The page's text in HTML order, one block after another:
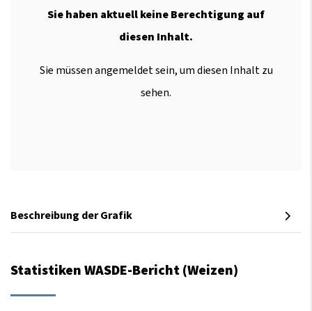
Sie haben aktuell keine Berechtigung auf
diesen Inhalt.
Sie müssen angemeldet sein, um diesen Inhalt zu
sehen.
Beschreibung der Grafik
Statistiken WASDE-Bericht (Weizen)